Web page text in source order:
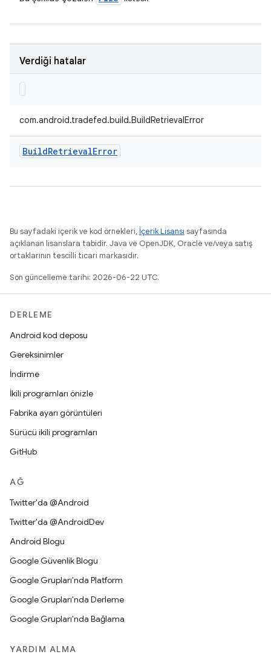
Verdiği hatalar
com.android.tradefed.build.BuildRetrievalError
BuildRetrievalError
Bu sayfadaki içerik ve kod örnekleri, İçerik Lisansı sayfasında
açıklanan lisanslara tabidir. Java ve OpenJDK, Oracle ve/veya satış
ortaklarının tescilli ticari markasıdır.
Son güncelleme tarihi: 2026-06-22 UTC.
DERLEME
Android kod deposu
Gereksinimler
İndirme
İkili programları önizle
Fabrika ayarı görüntüleri
Sürücü ikili programları
GitHub
AĞ
Twitter'da @Android
Twitter'da @AndroidDev
Android Blogu
Google Güvenlik Blogu
Google Grupları'nda Platform
Google Grupları'nda Derleme
Google Grupları'nda Bağlama
YARDIM ALMA